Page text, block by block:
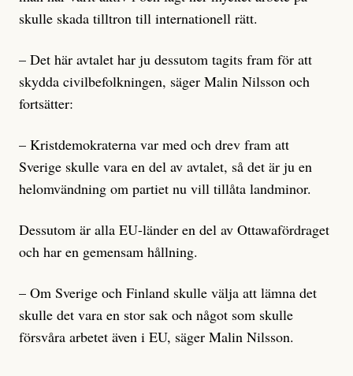
skulle skada tilltron till internationell rätt.
– Det här avtalet har ju dessutom tagits fram för att
skydda civilbefolkningen, säger Malin Nilsson och
fortsätter:
– Kristdemokraterna var med och drev fram att
Sverige skulle vara en del av avtalet, så det är ju en
helomvändning om partiet nu vill tillåta landminor.
Dessutom är alla EU-länder en del av Ottawafördraget
och har en gemensam hållning.
– Om Sverige och Finland skulle välja att lämna det
skulle det vara en stor sak och något som skulle
försvåra arbetet även i EU, säger Malin Nilsson.